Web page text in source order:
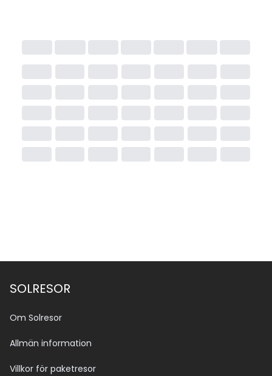
SOLRESOR
Om Solresor
Allmän information
Villkor för paketresor